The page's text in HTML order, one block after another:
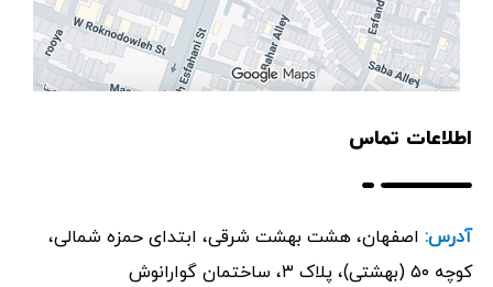
اطلاعات تماس
آدرس: اصفهان، هشت بهشت شرقی، ابتدای حمزه شمالی،
کوچه ۵۰ (بهشتی)، پلاک ۳، ساختمان گوارانوش